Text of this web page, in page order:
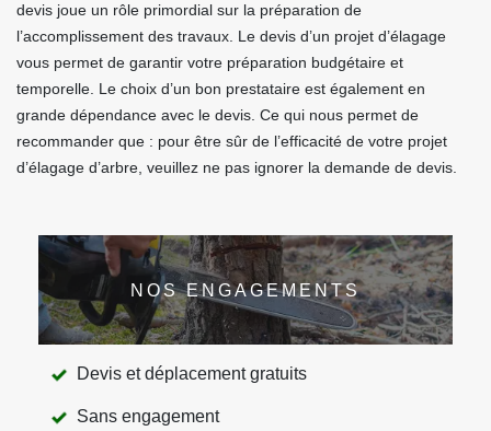
devis joue un rôle primordial sur la préparation de
l’accomplissement des travaux. Le devis d’un projet d’élagage
vous permet de garantir votre préparation budgétaire et
temporelle. Le choix d’un bon prestataire est également en
grande dépendance avec le devis. Ce qui nous permet de
recommander que : pour être sûr de l’efficacité de votre projet
d’élagage d’arbre, veuillez ne pas ignorer la demande de devis.
NOS ENGAGEMENTS
Devis et déplacement gratuits
Sans engagement